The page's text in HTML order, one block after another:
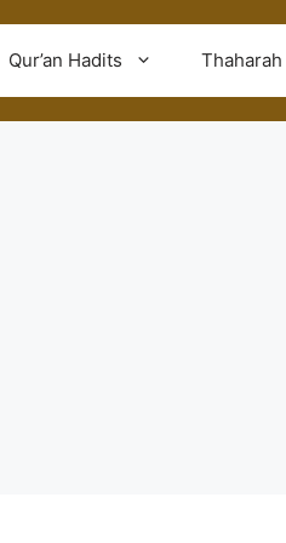
Qur’an Hadits Thaharah